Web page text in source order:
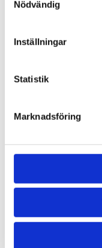
Nödvändig
Inställningar
Statistik
Marknadsföring
2 495kr